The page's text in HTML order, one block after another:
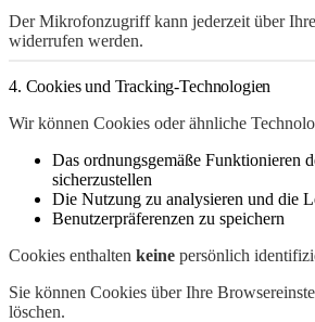
Der Mikrofonzugriff kann jederzeit über
widerrufen werden.
4. Cookies und Tracking-Technologien
Wir können Cookies oder ähnliche
Das ordnungsgemäße Funktionieren
sicherzustellen
Die Nutzung zu analysieren und die
Benutzerpräferenzen zu speichern
Cookies enthalten keine persönlich
Sie können Cookies über Ihre
löschen.